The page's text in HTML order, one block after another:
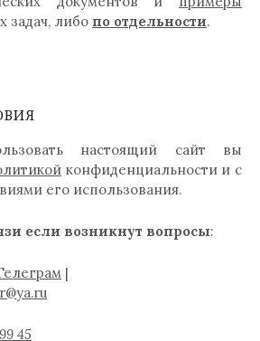
задач, либо по отдельности.
настоящий сайт вы
конфиденциальности и с
его использования.
если возникнут вопросы:
|
45